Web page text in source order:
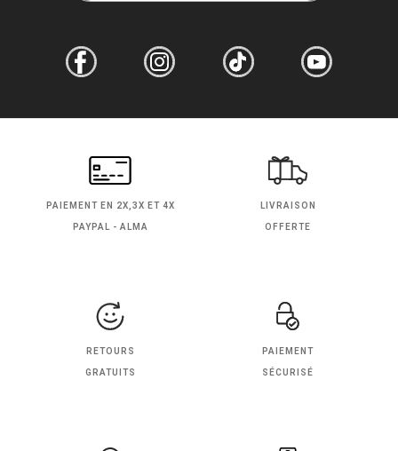
PAIEMENT EN 2X,3X ET 4X
PAYPAL - ALMA
LIVRAISON
OFFERTE
RETOURS
GRATUITS
PAIEMENT
SÉCURISÉ